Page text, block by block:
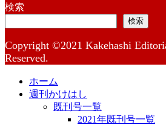
検索
検索
Copyright ©2021 Kakehashi
Reserved.
ホーム
週刊かけはし
既刊号一覧
2021年既刊号一覧